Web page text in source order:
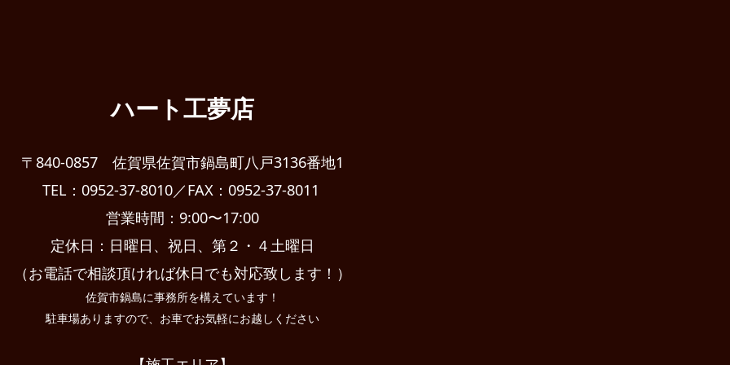
ハート工夢店
〒840-0857 佐賀県佐賀市鍋島町八戸3136番地1
TEL：0952-37-8010／FAX：0952-37-8011
営業時間：9:00〜17:00
定休日：日曜日、祝日、第２・４土曜日
（お電話で相談頂ければ休日でも対応致します！）
佐賀市鍋島に事務所を構えています！
駐車場ありますので、お車でお気軽にお越しください